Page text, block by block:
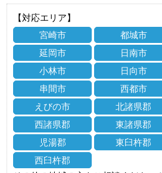
【対応エリア】
宮崎市
都城市
延岡市
日南市
小林市
日向市
串間市
西都市
えびの市
北諸県郡
西諸県郡
東諸県郡
児湯郡
東臼杵郡
西臼杵郡